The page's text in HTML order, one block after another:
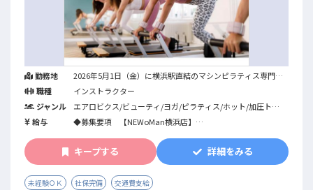
勤務地
2026年5月1日（金）に横浜駅直結のマシンピラティス専門店
「ジェクサー・フィットネススタジオ マシンピラティス
NEWoMan横浜店」を開業します。1対6のリフォーマーグル
ープエクササイズとパーソナルトレーニングを
提供する店舗です。下記インストラクター募集詳細となりま
※その他、ジェクサー内でのマシンピラティス実施店舗でも
合わせて募集をしております。
職種
インストラクター
ジャンル
エアロビクス/ビューティ/ヨガ/ピラティス/ホット/加圧トレ
ーニング/ステップ/ダンス全般/格闘系/カルチャー系/筋力ト
レーニング/プレコリオ/バイクエクササイズ/機能改善系/フィ
ットネス全般/パーソナルジム/総合型フィットネスクラブ
給与
◆募集要項 【NEWoMan横浜店】
営業時間：月～金9:40～20:30 / 土日祝8:10～20:00
グループレッスン：平日水・木曜夜、日曜日終日
パーソナルトレーニング：全日
委託費：グループレッスン（4,500円/60分～経験に応ずる）
キープする 詳細をみる
未経験ＯＫ 社保完備
交通費支給